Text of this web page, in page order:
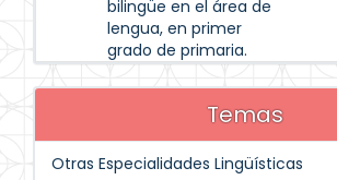
bilingüe en el área de
lengua, en primer
grado de primaria.
Temas
Otras Especialidades Lingüísticas